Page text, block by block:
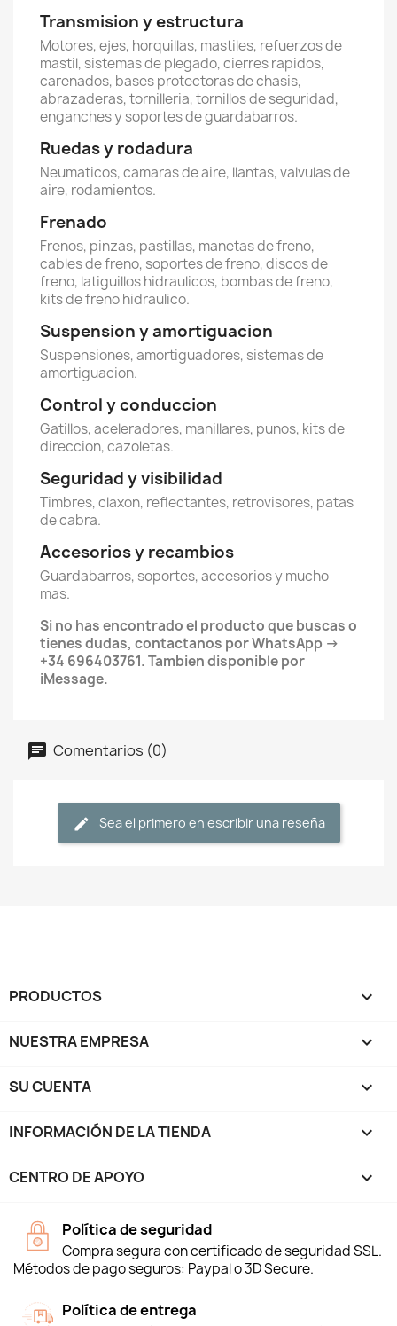
Transmision y estructura
Motores, ejes, horquillas, mastiles, refuerzos de
mastil, sistemas de plegado, cierres rapidos,
carenados, bases protectoras de chasis,
abrazaderas, tornilleria, tornillos de seguridad,
enganches y soportes de guardabarros.
Ruedas y rodadura
Neumaticos, camaras de aire, llantas, valvulas de
aire, rodamientos.
Frenado
Frenos, pinzas, pastillas, manetas de freno,
cables de freno, soportes de freno, discos de
freno, latiguillos hidraulicos, bombas de freno,
kits de freno hidraulico.
Suspension y amortiguacion
Suspensiones, amortiguadores, sistemas de
amortiguacion.
Control y conduccion
Gatillos, aceleradores, manillares, punos, kits de
direccion, cazoletas.
Seguridad y visibilidad
Timbres, claxon, reflectantes, retrovisores, patas
de cabra.
Accesorios y recambios
Guardabarros, soportes, accesorios y mucho
mas.
Si no has encontrado el producto que buscas o
tienes dudas, contactanos por WhatsApp →
+34 696403761. Tambien disponible por
iMessage.
Comentarios (0)
Sea el primero en escribir una reseña
PRODUCTOS 
NUESTRA EMPRESA 
SU CUENTA 
INFORMACIÓN DE LA TIENDA keyboard_arrow_down
CENTRO DE APOYO 
Política de seguridad
Compra segura con certificado de seguridad SSL.
Métodos de pago seguros: Paypal o 3D Secure.
Política de entrega